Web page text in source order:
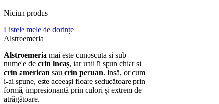
Niciun produs
Listele mele de dorințe
Alstroemeria
Alstroemeria mai este cunoscuta si sub
numele de crin incaș, iar unii îi spun chiar și
crin american sau crin peruan. Însă, oricum
i-ai spune, este aceeași floare seducătoare prin
formă, impresionantă prin culori și extrem de
atrăgătoare.